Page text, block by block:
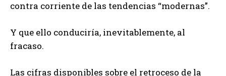
contra corriente de las tendencias “modernas”.
Y que ello conduciría, inevitablemente, al
fracaso.
Las cifras disponibles sobre el retroceso de la